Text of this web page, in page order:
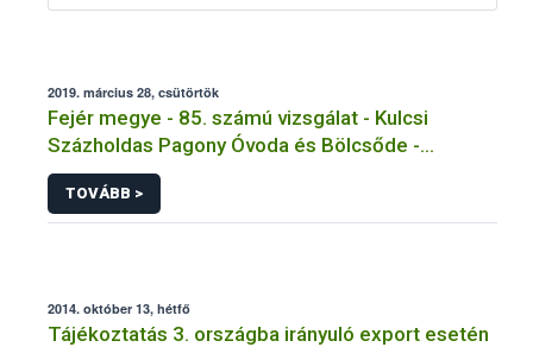
2019. március 28, csütörtök
Fejér megye - 85. számú vizsgálat - Kulcsi
Százholdas Pagony Óvoda és Bölcsőde -
Tálalókonyha - Kulcs
TOVÁBB >
2014. október 13, hétfő
Tájékoztatás 3. országba irányuló export esetén